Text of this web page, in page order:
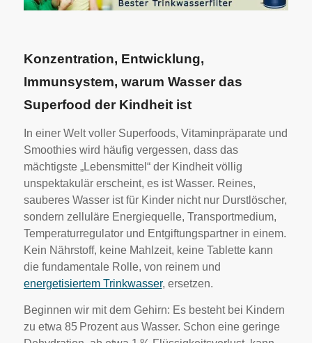
Konzentration, Entwicklung,
Immunsystem, warum Wasser das
Superfood der Kindheit ist
In einer Welt voller Superfoods, Vitaminpräparate und
Smoothies wird häufig vergessen, dass das
mächtigste „Lebensmittel“ der Kindheit völlig
unspektakulär erscheint, es ist Wasser. Reines,
sauberes Wasser ist für Kinder nicht nur Durstlöscher,
sondern zelluläre Energiequelle, Transportmedium,
Temperaturregulator und Entgiftungspartner in einem.
Kein Nährstoff, keine Mahlzeit, keine Tablette kann
die fundamentale Rolle, von reinem und
energetisiertem Trinkwasser, ersetzen.
Beginnen wir mit dem Gehirn: Es besteht bei Kindern
zu etwa 85 Prozent aus Wasser. Schon eine geringe